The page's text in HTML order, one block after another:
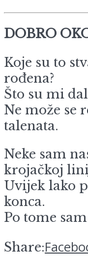
DOBRO
Koje su to
rođena?
Što su mi
Ne može se
talenata.
Neke sam
krojačkoj
Uvijek lako
konca.
Po tome
Share: